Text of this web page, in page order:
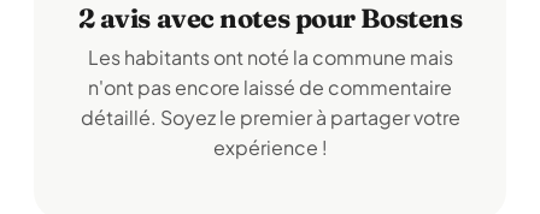
2 avis avec notes pour Bostens
Les habitants ont noté la commune mais
n'ont pas encore laissé de commentaire
détaillé. Soyez le premier à partager votre
expérience !